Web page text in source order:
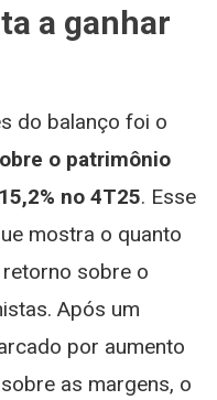
a ganhar
do balanço foi o
o patrimônio
15,2% no 4T25. Esse
mostra o quanto
sobre o
Após um
por aumento
as margens, o